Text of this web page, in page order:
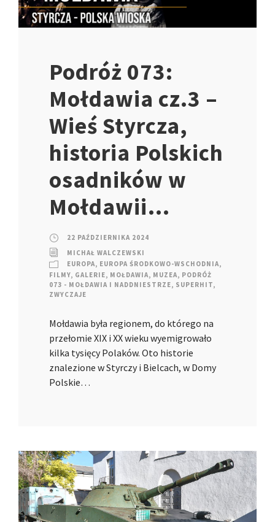
Podróż 073:
Mołdawia cz.3 –
Wieś Styrcza,
historia Polskich
osadników w
Mołdawii…
22 PAŹDZIERNIKA 2024
MICHAŁ WALCZEWSKI
EUROPA, EUROPA ŚRODKOWO-WSCHODNIA,
FILMY, GALERIE, MOŁDAWIA, MUZEA, PODRÓŻ
073 - MOŁDAWIA I NADDNIESTRZE, SUPERHIT,
ZWYCZAJE
Mołdawia była regionem, do którego na
przełomie XIX i XX wieku wyemigrowało
kilka tysięcy Polaków. Oto historie
znalezione w Styrczy i Bielcach, w Domy
Polskie…